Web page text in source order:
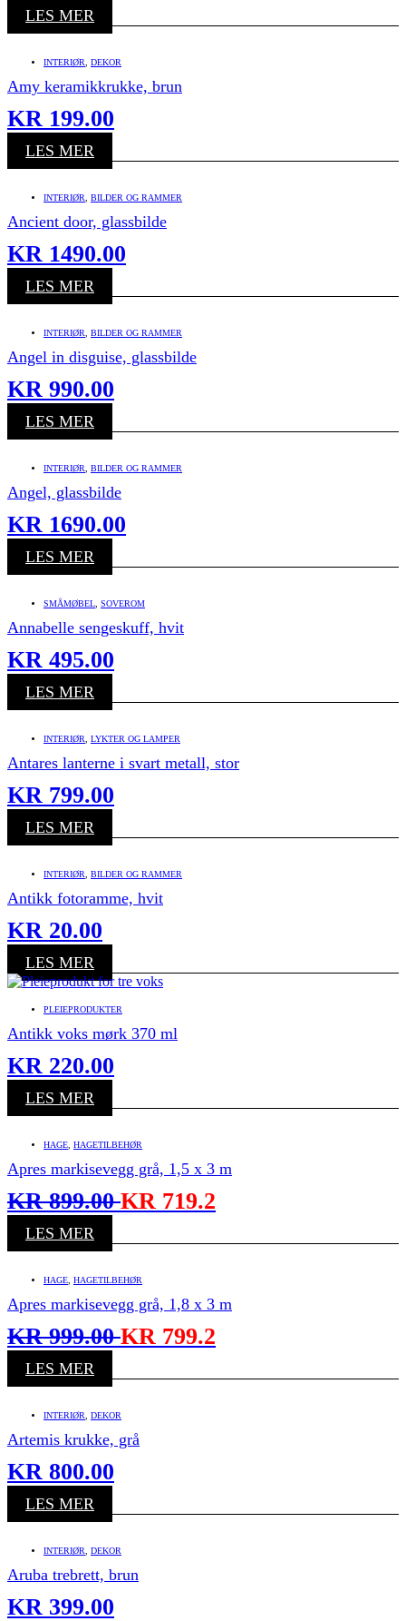
LES MER
INTERIØR DEKOR
Amy keramikkrukke, brun
KR 199.00
LES MER
INTERIØR BILDER OG RAMMER
Ancient door, glassbilde
KR 1490.00
LES MER
INTERIØR BILDER OG RAMMER
Angel in disguise, glassbilde
KR 990.00
LES MER
INTERIØR BILDER OG RAMMER
Angel, glassbilde
KR 1690.00
LES MER
SMÅMØBEL SOVEROM
Annabelle sengeskuff, hvit
KR 495.00
LES MER
INTERIØR LYKTER OG LAMPER
Antares lanterne i svart metall, stor
KR 799.00
LES MER
INTERIØR BILDER OG RAMMER
Antikk fotoramme, hvit
KR 20.00
LES MER
PLEIEPRODUKTER
Antikk voks mørk 370 ml
KR 220.00
LES MER
HAGE HAGETILBEHØR
Apres markisevegg grå, 1,5 x 3 m
KR899.00KR 719.2
LES MER
HAGE HAGETILBEHØR
Apres markisevegg grå, 1,8 x 3 m
KR999.00KR 799.2
LES MER
INTERIØR DEKOR
Artemis krukke, grå
KR 800.00
LES MER
INTERIØR DEKOR
Aruba trebrett, brun
KR 399.00